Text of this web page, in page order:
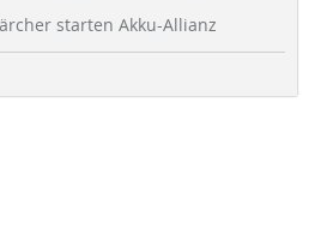
starten Akku-Allianz